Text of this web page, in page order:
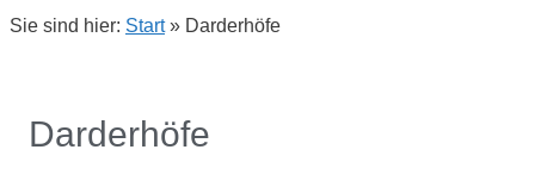
Sie sind hier: Start» Darderhöfe
Darderhöfe